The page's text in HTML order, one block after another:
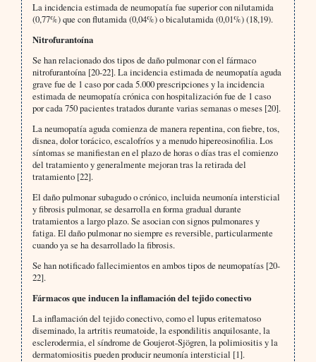
La incidencia estimada de neumopatía fue superior con nilutamida
(0,77%) que con flutamida (0,04%) o bicalutamida (0,01%) (18,19).
Nitrofurantoína
Se han relacionado dos tipos de daño pulmonar con el fármaco
nitrofurantoína [20-22]. La incidencia estimada de neumopatía aguda
grave fue de 1 caso por cada 5.000 prescripciones y la incidencia
estimada de neumopatía crónica con hospitalización fue de 1 caso
por cada 750 pacientes tratados durante varias semanas o meses [20].
La neumopatía aguda comienza de manera repentina, con fiebre, tos,
disnea, dolor torácico, escalofríos y a menudo hipereosinofilia. Los
síntomas se manifiestan en el plazo de horas o días tras el comienzo
del tratamiento y generalmente mejoran tras la retirada del
tratamiento [22].
El daño pulmonar subagudo o crónico, incluida neumonía intersticial
y fibrosis pulmonar, se desarrolla en forma gradual durante
tratamientos a largo plazo. Se asocian con signos pulmonares y
fatiga. El daño pulmonar no siempre es reversible, particularmente
cuando ya se ha desarrollado la fibrosis.
Se han notificado fallecimientos en ambos tipos de neumopatías [20-
22].
Fármacos que inducen la inflamación del tejido conectivo
La inflamación del tejido conectivo, como el lupus eritematoso
diseminado, la artritis reumatoide, la espondilitis anquilosante, la
esclerodermia, el síndrome de Goujerot-Sjögren, la polimiositis y la
dermatomiositis pueden producir neumonía intersticial [1].